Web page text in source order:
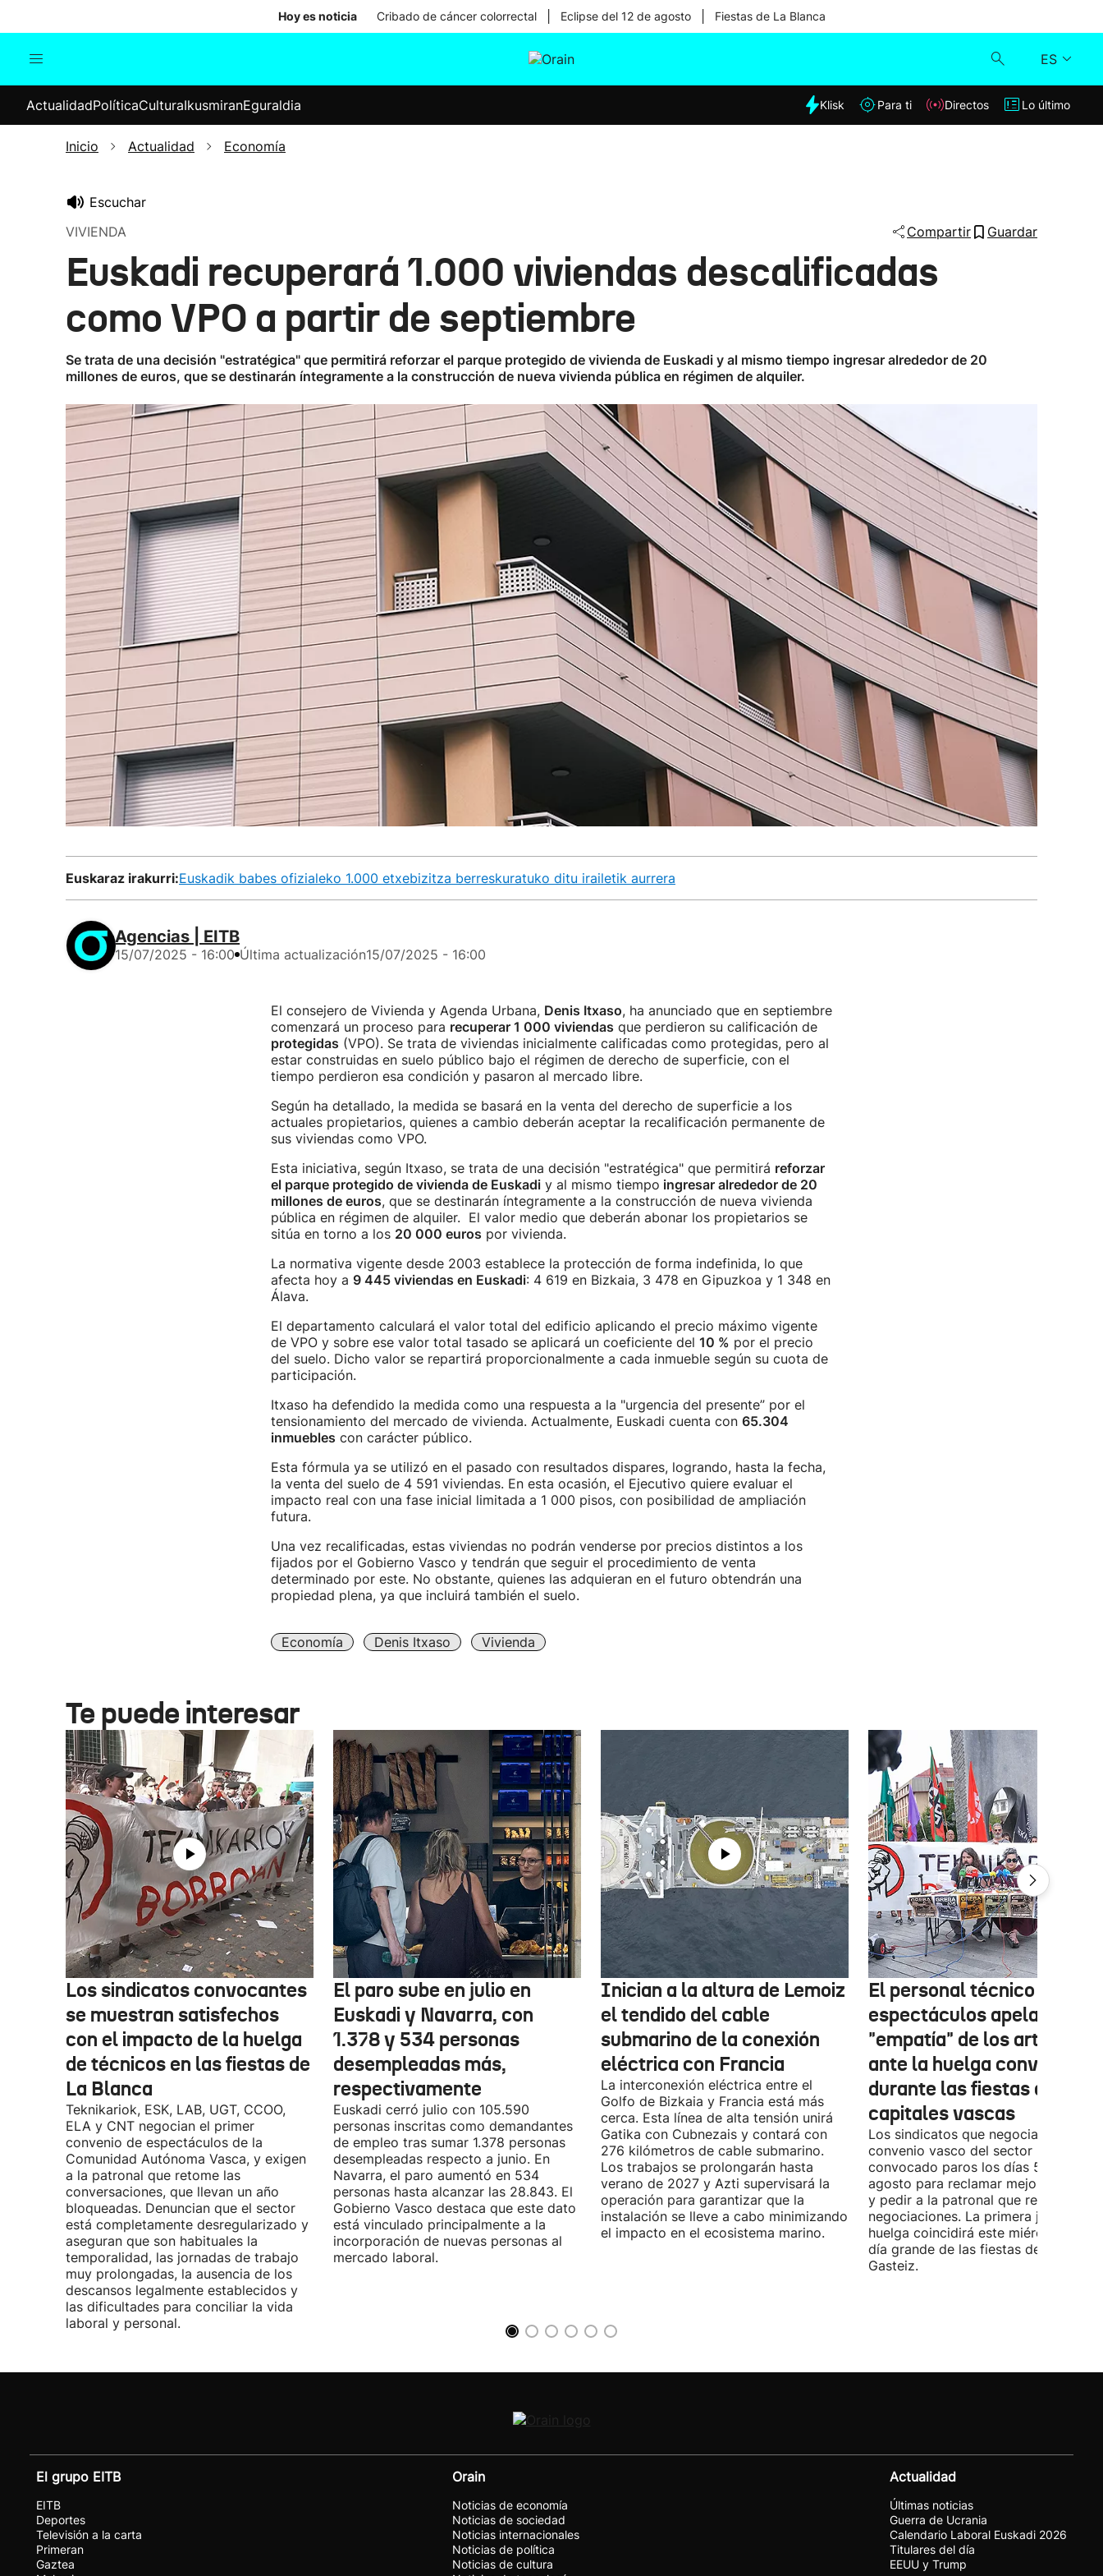
Hoy es noticia Cribado de cáncer colorrectal Eclipse del 12 de agosto Fiestas de La Blanca
ES
Internacional
Elecciones
Klisk
ActualidadPolíticaCulturaIkusmiranEguraldia Klisk Para ti Directos Lo último
Inicio Actualidad Economía
Escuchar
VIVIENDA
Compartir Guardar
Euskadi recuperará 1.000 viviendas descalificadas
como VPO a partir de septiembre
Se trata de una decisión "estratégica" que permitirá reforzar el parque protegido de vivienda de Euskadi y al mismo tiempo ingresar alrededor de 20
millones de euros, que se destinarán íntegramente a la construcción de nueva vivienda pública en régimen de alquiler.
Euskaraz irakurri:Euskadik babes ofizialeko 1.000 etxebizitza berreskuratuko ditu irailetik aurrera
Agencias | EITB
15/07/2025 - 16:00 Última actualización15/07/2025 - 16:00
El consejero de Vivienda y Agenda Urbana, Denis Itxaso, ha anunciado que en septiembre
comenzará un proceso para recuperar 1 000 viviendas que perdieron su calificación de
protegidas (VPO). Se trata de viviendas inicialmente calificadas como protegidas, pero al
estar construidas en suelo público bajo el régimen de derecho de superficie, con el
tiempo perdieron esa condición y pasaron al mercado libre.
Según ha detallado, la medida se basará en la venta del derecho de superficie a los
actuales propietarios, quienes a cambio deberán aceptar la recalificación permanente de
sus viviendas como VPO.
Esta iniciativa, según Itxaso, se trata de una decisión "estratégica" que permitirá reforzar
el parque protegido de vivienda de Euskadiy al mismo tiempo ingresar alrededor de 20
millones de euros, que se destinarán íntegramente a la construcción de nueva vivienda
pública en régimen de alquiler. El valor medio que deberán abonar los propietarios se
sitúa en torno a los 20 000 euros por vivienda.
La normativa vigente desde 2003 establece la protección de forma indefinida, lo que
afecta hoy a 9 445 viviendas en Euskadi: 4 619 en Bizkaia, 3 478 en Gipuzkoa y 1 348 en
Álava.
El departamento calculará el valor total del edificio aplicando el precio máximo vigente
de VPO y sobre ese valor total tasado se aplicará un coeficiente del 10 % por el precio
del suelo. Dicho valor se repartirá proporcionalmente a cada inmueble según su cuota de
participación.
Itxaso ha defendido la medida como una respuesta a la "urgencia del presente” por el
tensionamiento del mercado de vivienda. Actualmente, Euskadi cuenta con 65.304
inmuebles con carácter público.
Esta fórmula ya se utilizó en el pasado con resultados dispares, logrando, hasta la fecha,
la venta del suelo de 4 591 viviendas. En esta ocasión, el Ejecutivo quiere evaluar el
impacto real con una fase inicial limitada a 1 000 pisos, con posibilidad de ampliación
futura.
Una vez recalificadas, estas viviendas no podrán venderse por precios distintos a los
fijados por el Gobierno Vasco y tendrán que seguir el procedimiento de venta
determinado por este. No obstante, quienes las adquieran en el futuro obtendrán una
propiedad plena, ya que incluirá también el suelo.
Economía Denis Itxaso Vivienda
Te puede interesar
Los sindicatos convocantes
se muestran satisfechos
con el impacto de la huelga
de técnicos en las fiestas de
La Blanca
Teknikariok, ESK, LAB, UGT, CCOO,
ELA y CNT negocian el primer
convenio de espectáculos de la
Comunidad Autónoma Vasca, y exigen
a la patronal que retome las
conversaciones, que llevan un año
bloqueadas. Denuncian que el sector
está completamente desregularizado y
aseguran que son habituales la
temporalidad, las jornadas de trabajo
muy prolongadas, la ausencia de los
descansos legalmente establecidos y
las dificultades para conciliar la vida
laboral y personal.
El paro sube en julio en
Euskadi y Navarra, con
1.378 y 534 personas
desempleadas más,
respectivamente
Euskadi cerró julio con 105.590
personas inscritas como demandantes
de empleo tras sumar 1.378 personas
desempleadas respecto a junio. En
Navarra, el paro aumentó en 534
personas hasta alcanzar las 28.843. El
Gobierno Vasco destaca que este dato
está vinculado principalmente a la
incorporación de nuevas personas al
mercado laboral.
Inician a la altura de Lemoiz
el tendido del cable
submarino de la conexión
eléctrica con Francia
La interconexión eléctrica entre el
Golfo de Bizkaia y Francia está más
cerca. Esta línea de alta tensión unirá
Gatika con Cubnezais y contará con
276 kilómetros de cable submarino.
Los trabajos se prolongarán hasta
verano de 2027 y Azti supervisará la
operación para garantizar que la
instalación se lleve a cabo minimizando
el impacto en el ecosistema marino.
El personal técnico de
espectáculos apela a la
"empatía" de los artistas
ante la huelga convocada
durante las fiestas de las
capitales vascas
Los sindicatos que negocian el
convenio vasco del sector han
convocado paros los días 5, 14 y 26
agosto para reclamar mejoras
y pedir a la patronal que retome las
negociaciones. La primera jornada de
huelga coincidirá este miércoles con
día grande de las fiestas de Vitoria-
Gasteiz.
El grupo EITB
EITB
Deportes
Televisión a la carta
Primeran
Gaztea
Orain
Noticias de economía
Noticias de sociedad
Noticias internacionales
Noticias de política
Noticias de cultura
Actualidad
Últimas noticias
Guerra de Ucrania
Calendario Laboral Euskadi 2026
Titulares del día
EEUU y Trump